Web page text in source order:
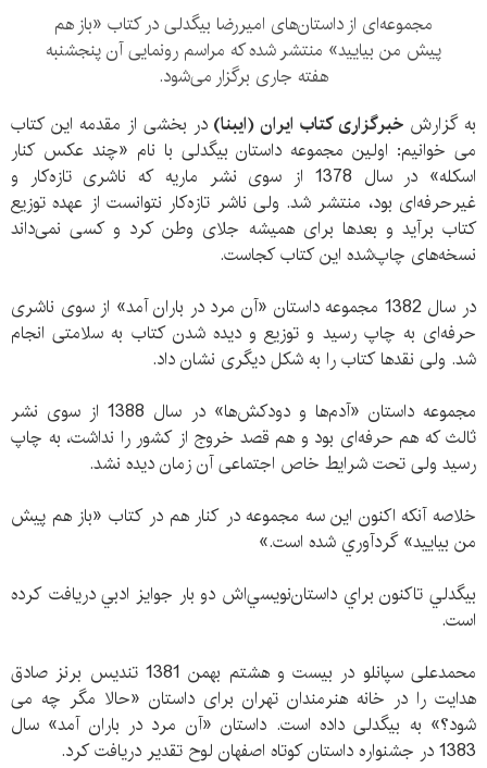
مجموعه‌ای از داستان‌های امیررضا بیگدلی در کتاب «باز هم
پیش من بیایید» منتشر شده که مراسم رونمایی آن پنجشنبه
هفته جاری برگزار می‌شود.
به گزارش خبرگزاری کتاب ایران (ایبنا) در بخشی از مقدمه این کتاب
می خوانیم: اولین مجموعه داستان بیگدلی با نام «چند عکس کنار
اسکله» در سال 1378 از سوی نشر ماریه که ناشری تازه‌کار و
غیرحرفه‌ای بود، منتشر شد. ولی ناشر تازه‌کار نتوانست از عهده توزیع
کتاب برآید و بعدها برای همیشه جلای وطن کرد و کسی نمی‌داند
نسخه‌های چاپ‌شده این کتاب کجاست.
در سال 1382 مجموعه داستان «آن مرد در باران آمد» از سوی ناشری
حرفه‌ای به چاپ رسید و توزیع و دیده شدن کتاب به سلامتی انجام
شد. ولی نقدها کتاب را به شکل دیگری نشان داد.
مجموعه داستان «آدم‌ها و دودکش‌ها» در سال 1388 از سوی نشر
ثالث که هم حرفه‌ای بود و هم قصد خروج از کشور را نداشت، به چاپ
رسید ولی تحت شرایط خاص اجتماعی آن زمان دیده نشد.
خلاصه آنكه اكنون اين سه مجموعه در كنار هم در كتاب «باز هم پيش
من بياييد» گردآوري شده است.»
بيگدلي تاكنون براي داستان‌نويسي‌اش دو بار جوايز ادبي دريافت كرده
است.
محمدعلی سپانلو در بیست و هشتم بهمن 1381 تندیس برنز صادق
هدایت را در خانه هنرمندان تهران برای داستان «حالا مگر چه می
شود؟» به بیگدلی داده است. داستان «آن مرد در باران آمد» سال
1383 در جشنواره داستان کوتاه اصفهان لوح تقدیر دریافت کرد.